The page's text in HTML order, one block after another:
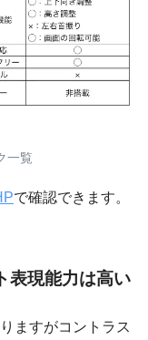
一覧
で確認できます。
表現能力は高い
ますがコントラス